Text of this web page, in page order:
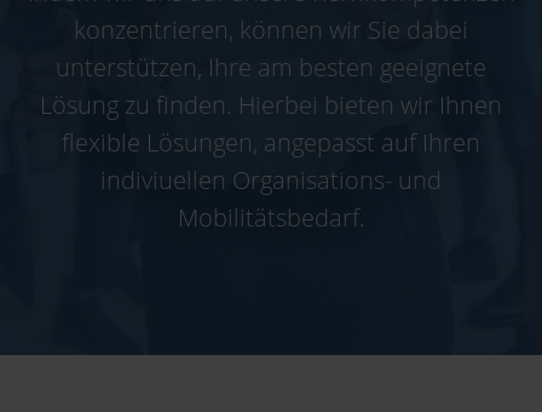
konzentrieren, können wir Sie dabei
unterstützen, Ihre am besten geeignete
Lösung zu finden. Hierbei bieten wir Ihnen
flexible Lösungen, angepasst auf Ihren
indiviuellen Organisations- und
Mobilitätsbedarf.